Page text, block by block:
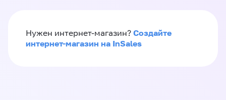
Нужен интернет-магазин? Создайте
интернет-магазин на InSales